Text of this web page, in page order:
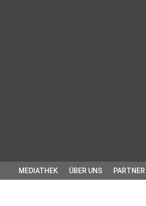
MEDIATHEK ÜBER UNS PARTNER